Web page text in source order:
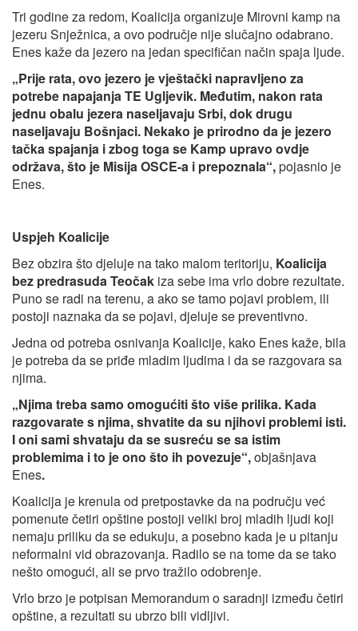
Tri godine za redom, Koalicija organizuje Mirovni kamp na
jezeru Snježnica, a ovo područje nije slučajno odabrano.
Enes kaže da jezero na jedan specifičan način spaja ljude.
„Prije rata, ovo jezero je vještački napravljeno za
potrebe napajanja TE Ugljevik. Međutim, nakon rata
jednu obalu jezera naseljavaju Srbi, dok drugu
naseljavaju Bošnjaci. Nekako je prirodno da je jezero
tačka spajanja i zbog toga se Kamp upravo ovdje
održava, što je Misija OSCE-a i prepoznala“,pojasnio je
Enes.
Uspjeh Koalicije
Bez obzira što djeluje na tako malom teritoriju, Koalicija
bez predrasuda Teočak iza sebe ima vrlo dobre rezultate.
Puno se radi na terenu, a ako se tamo pojavi problem, ili
postoji naznaka da se pojavi, djeluje se preventivno.
Jedna od potreba osnivanja Koalicije, kako Enes kaže, bila
je potreba da se priđe mladim ljudima i da se razgovara sa
njima.
„Njima treba samo omogućiti što više prilika. Kada
razgovarate s njima, shvatite da su njihovi problemi isti.
I oni sami shvataju da se susreću se sa istim
problemima i to je ono što ih povezuje“,objašnjava
Enes.
Koalicija je krenula od pretpostavke da na području već
pomenute četiri opštine postoji veliki broj mladih ljudi koji
nemaju priliku da se edukuju, a posebno kada je u pitanju
neformalni vid obrazovanja. Radilo se na tome da se tako
nešto omogući, ali se prvo tražilo odobrenje.
Vrlo brzo je potpisan Memorandum o saradnji između četiri
opštine, a rezultati su ubrzo bili vidljivi.